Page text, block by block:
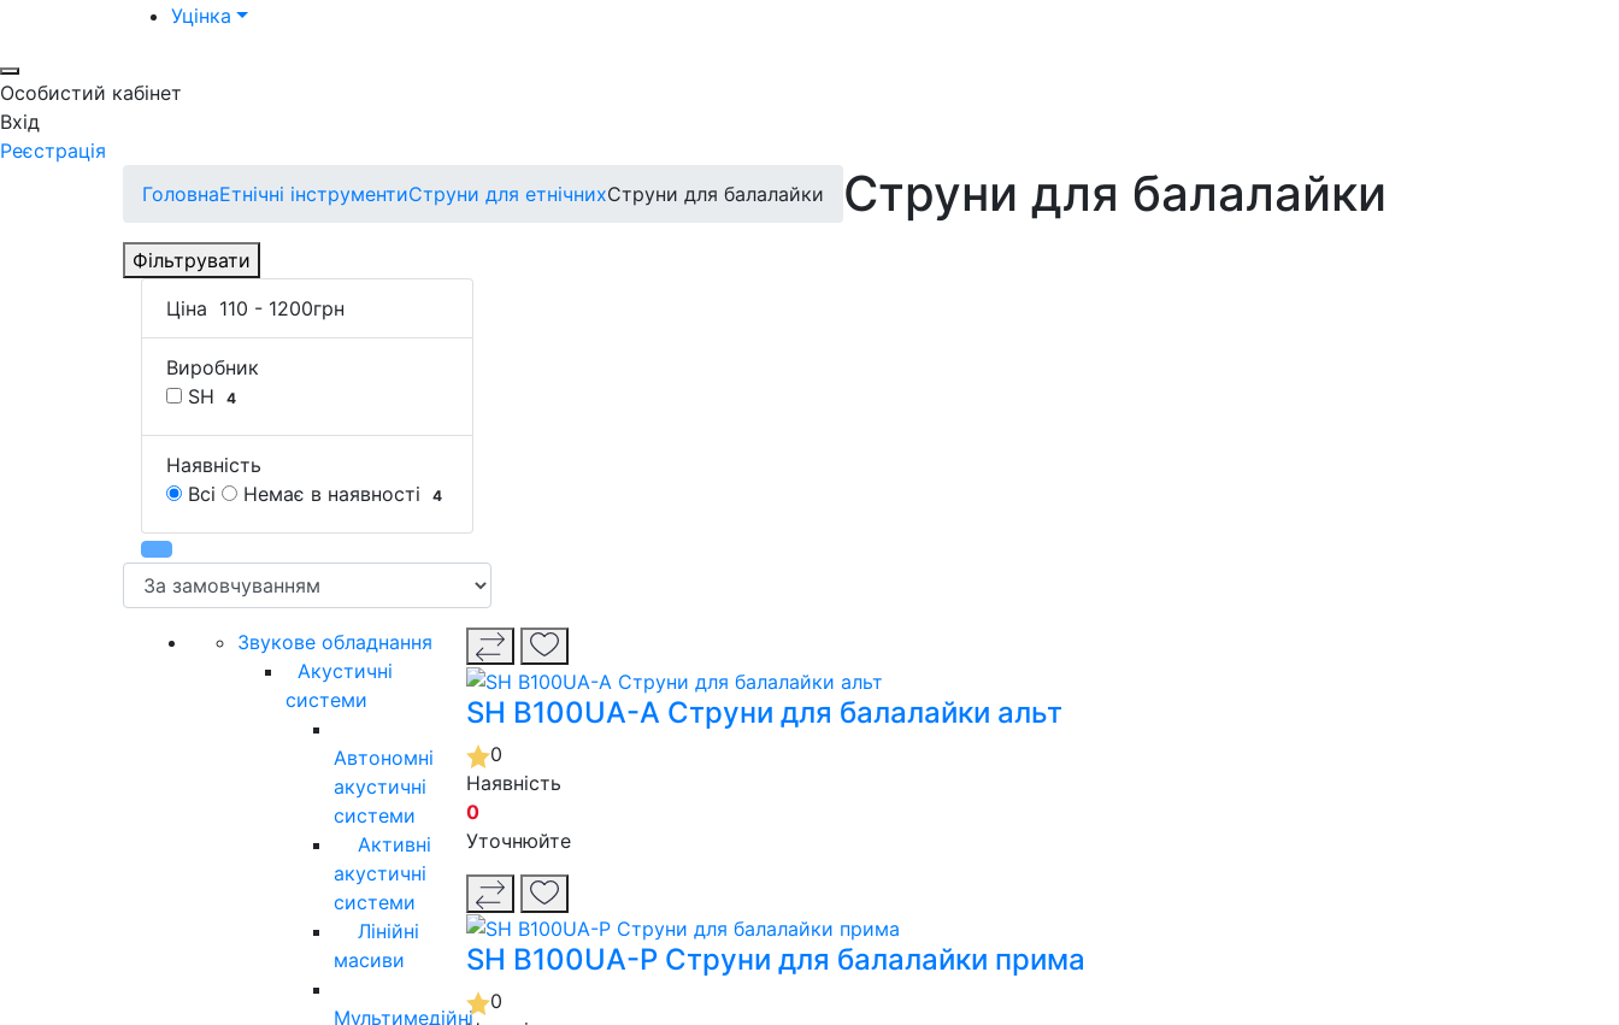
Уцінка
Особистий кабінет
Вхід
Реєстрація
ГоловнаЕтнічні інструментиСтруни для етнічнихСтруни для балалайки Струни для балалайки
Фільтрувати
Ціна 110 - 1200грн
Виробник
SH
4
Наявність
Всі
Немає в наявності 4
Звукове обладнання
Акустичні
системи
Автономні
акустичні
системи
Активні
акустичні
системи
Лінійні
масиви
Мультимедійні
SH B100UA-A Струни для балалайки альт
0
Наявність
0
Уточнюйте
SH B100UA-P Струни для балалайки прима
0